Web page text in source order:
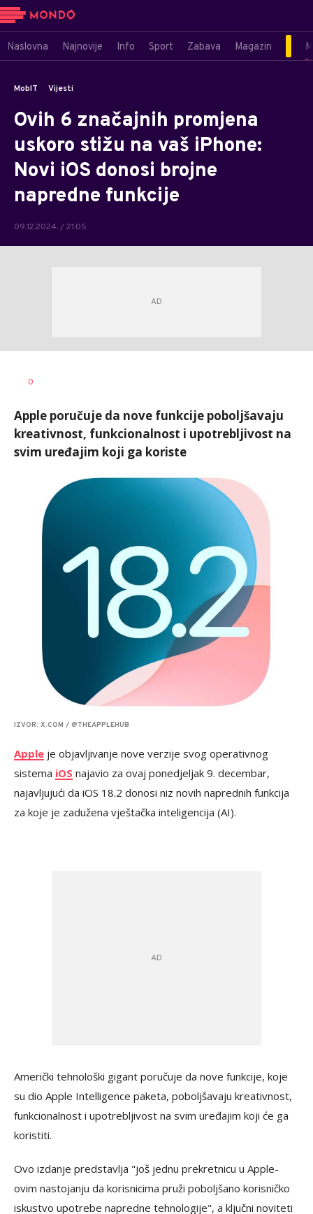
Naslovna Najnovije Info Sport Zabava Magazin
MobIT Vijesti
Ovih 6 značajnih promjena
uskoro stižu na vaš iPhone:
Novi iOS donosi brojne
napredne funkcije
09.12.2024. / 21:05
0
Apple poručuje da nove funkcije poboljšavaju
kreativnost, funkcionalnost i upotrebljivost na
svim uređajim koji ga koriste
IZVOR: X.COM / @THEAPPLEHUB
Apple je objavljivanje nove verzije svog operativnog
sistema iOS najavio za ovaj ponedjeljak 9. decembar,
najavljujući da iOS 18.2 donosi niz novih naprednih funkcija
za koje je zadužena vještačka inteligencija (AI).
Američki tehnološki gigant poručuje da nove funkcije, koje
su dio Apple Intelligence paketa, poboljšavaju kreativnost,
funkcionalnost i upotrebljivost na svim uređajim koji će ga
koristiti.
Ovo izdanje predstavlja "još jednu prekretnicu u Apple-
ovim nastojanju da korisnicima pruži poboljšano korisničko
iskustvo upotrebe napredne tehnologije", a ključni noviteti